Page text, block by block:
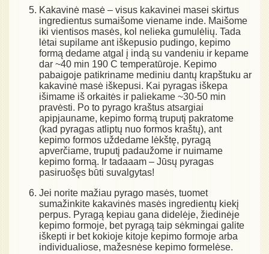
Kakavinė masė – visus kakavinei masei skirtus
ingredientus sumaišome viename inde. Maišome
iki vientisos masės, kol nelieka gumulėlių. Tada
lėtai supilame ant iškepusio pudingo, kepimo
formą dedame atgal į indą su vandeniu ir kepame
dar ~40 min 190 C temperatūroje. Kepimo
pabaigoje patikriname mediniu dantų krapštuku ar
kakavinė masė iškepusi. Kai pyragas iškepa
išimame iš orkaitės ir paliekame ~30-50 min
pravėsti. Po to pyrago kraštus atsargiai
apipjauname, kepimo formą truputį pakratome
(kad pyragas atliptų nuo formos kraštų), ant
kepimo formos uždedame lėkštę, pyragą
apverčiame, truputį padaužome ir nuimame
kepimo formą. Ir tadaaam – Jūsų pyragas
pasiruošęs būti suvalgytas!
Jei norite mažiau pyrago masės, tuomet
sumažinkite kakavinės masės ingredientų kiekį
perpus. Pyragą kepiau gana didelėje, žiedinėje
kepimo formoje, bet pyragą taip sėkmingai galite
iškepti ir bet kokioje kitoje kepimo formoje arba
individualiose, mažesnėse kepimo formelėse.